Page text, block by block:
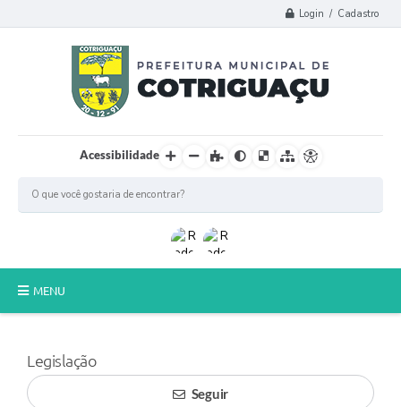
Login / Cadastro
Acessibilidade
MENU
Poder Legislativo
A Prefeitura
Legislação
Seguir